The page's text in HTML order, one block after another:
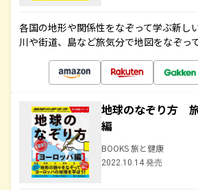
各国の地形や関係性をなぞって学ぶ新し
川や街道、島など旅気分で地図をなぞっ
地球のなぞり方
編
BOOKS 旅と健康
2022.10.14 発売